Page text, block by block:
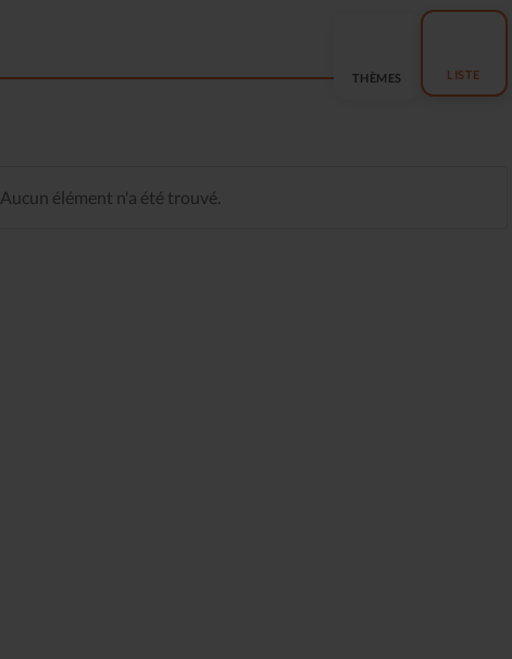
THÈMES LISTE
Aucun élément n'a été trouvé.